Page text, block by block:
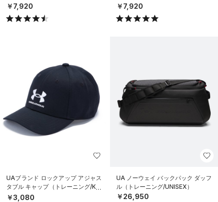
SEX）
￥7,920
SEX）
￥7,920
UAブランド ロックアップ アジャス
タブル キャップ（トレーニング/KID
S）
￥3,080
UA ノーウェイ バックパック ダッフ
ル（トレーニング/UNISEX）
￥26,950